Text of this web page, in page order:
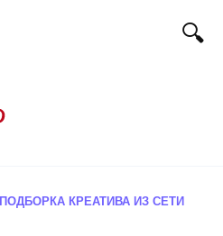
ПОДБОРКА КРЕАТИВА ИЗ СЕТИ